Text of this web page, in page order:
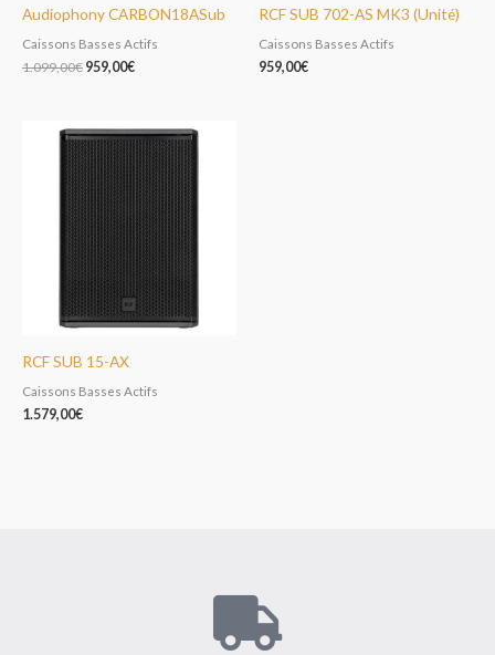
Audiophony CARBON18ASub
Caissons Basses Actifs
1.099,00€ 959,00€
RCF SUB 702-AS MK3 (Unité)
Caissons Basses Actifs
959,00€
RCF SUB 15-AX
Caissons Basses Actifs
1.579,00€